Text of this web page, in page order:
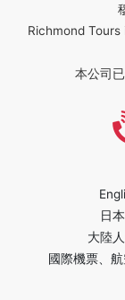
Richmond
本公司
日
大陸
國際機票、